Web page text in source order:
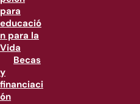
para
educació
n para la
Vida
Becas
y
financiaci
ón